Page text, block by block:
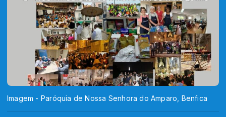
Imagem - Paróquia de Nossa Senhora do Amparo, Benfica